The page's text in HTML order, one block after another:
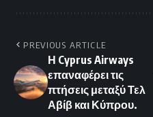
PREVIOUS ARTICLE
Η Cyprus Airways
επαναφέρει τις
πτήσεις μεταξύ Τελ
Αβίβ και Κύπρου.